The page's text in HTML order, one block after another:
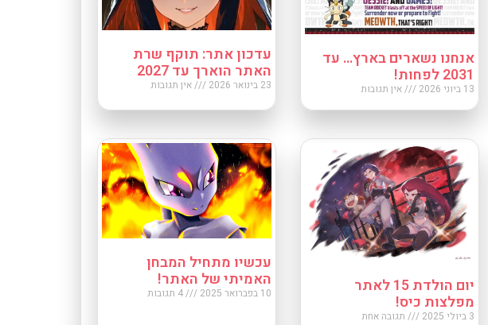
אנחנו נשארים בארץ… עד
2031 לפחות!
13 ביוני 2026 אין תגובות
עדכון אתר: תוקף שרת
האתר הוארך עד 2027
23 בינואר 2026 אין תגובות
יום הולדת 15 לאתר
מפלצות כיס!
3 ביולי 2025 תגובה אחת
עכשיו מתחיל המבחן
האמיתי של האתר!
10 בפברואר 2025 4 תגובות